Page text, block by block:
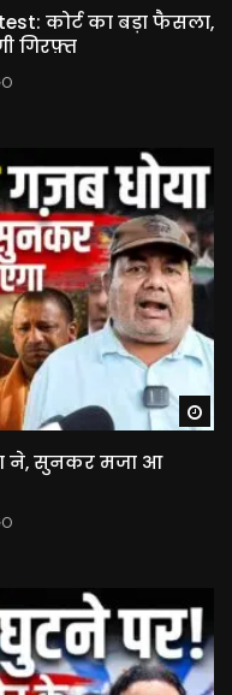
कोर्ट का बड़ा फैसला,
गिरफ़्त
ने, सुनकर मजा आ